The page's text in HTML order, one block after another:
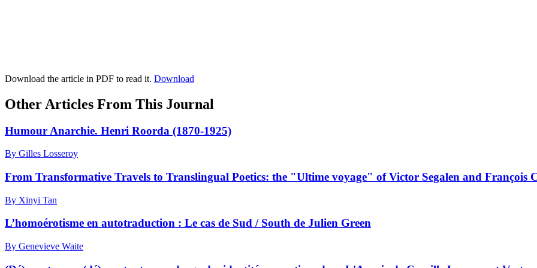
Download the article in PDF to read it. Download
Other Articles From This Journal
Humour Anarchie. Henri Roorda (1870-1925)
By Gilles Losseroy
From Transformative Travels to Translingual Poetics: the "Ultime voyage" of Victor Segalen and François
By Xinyi Tan
L’homoérotisme en autotraduction : Le cas de Sud / South de Julien Green
By Genevieve Waite